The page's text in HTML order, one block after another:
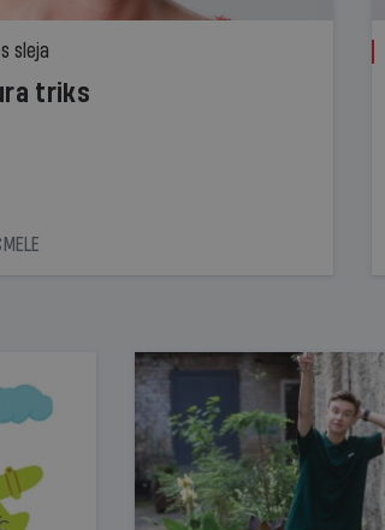
sleja
triks